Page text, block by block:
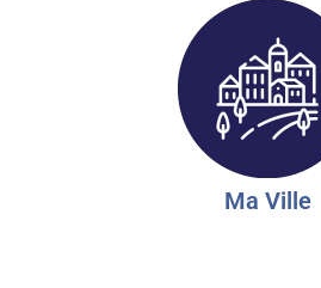
Ma Ville